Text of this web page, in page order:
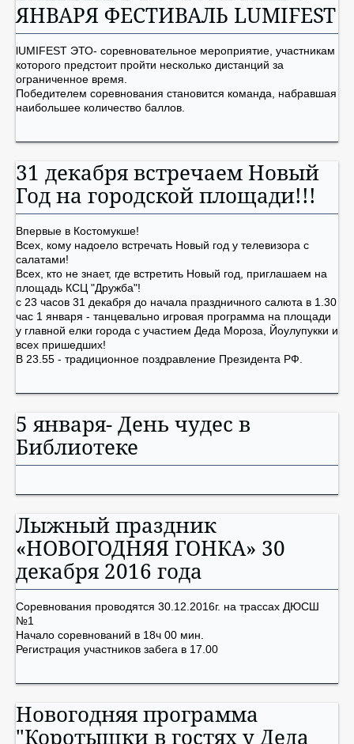
ЯНВАРЯ ФЕСТИВАЛЬ LUMIFEST
lUMIFEST ЭТО- соревновательное мероприятие, участникам
которого предстоит пройти несколько дистанций за
ограниченное время.
Победителем соревнования становится команда, набравшая
наибольшее количество баллов.
31 декабря встречаем Новый
Год на городской площади!!!
Впервые в Костомукше!
Всех, кому надоело встречать Новый год у телевизора с
салатами!
Всех, кто не знает, где встретить Новый год, приглашаем на
площадь КСЦ "Дружба"!
с 23 часов 31 декабря до начала праздничного салюта в 1.30
час 1 января - танцевально игровая программа на площади
у главной елки города с участием Деда Мороза, Йоулупукки и
всех пришедших!
В 23.55 - традиционное поздравление Президента РФ.
5 января- День чудес в
Библиотеке
Лыжный праздник
«НОВОГОДНЯЯ ГОНКА» 30
декабря 2016 года
Соревнования проводятся 30.12.2016г. на трассах ДЮСШ
№1
Начало соревнований в 18ч 00 мин.
Регистрация участников забега в 17.00
Новогодняя программа
"Коротышки в гостях у Деда